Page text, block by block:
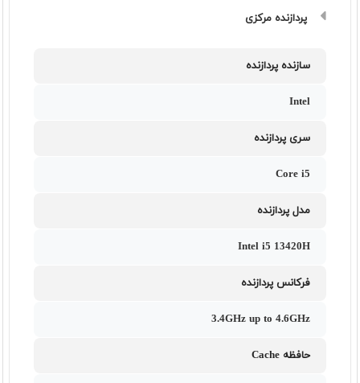
پردازنده مرکزی
سازنده پردازنده
Intel
سری پردازنده
Core i5
مدل پردازنده
Intel i5 13420H
فرکانس پردازنده
3.4GHz up to 4.6GHz
حافظه Cache